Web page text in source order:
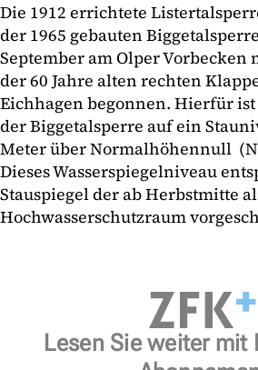
Die 1912 errichtete
der 1965 gebauten
September am Olper Vorbecken
der 60 Jahre alten rechten
Eichhagen begonnen. Hierfür
der Biggetalsperre auf ein
Meter über Normalhöhennull
Dieses Wasserspiegelniveau
Stauspiegel der ab Herbstmitte
Hochwasserschutzraum
Lesen Sie weiter mit